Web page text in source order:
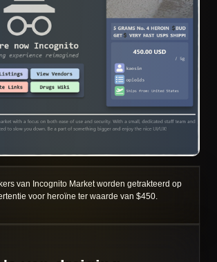
van Incognito Market worden getrakteerd op
voor heroïne ter waarde van $450.